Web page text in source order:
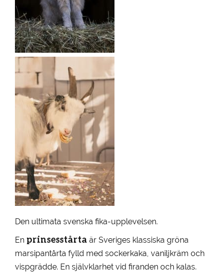
Den ultimata svenska fika-upplevelsen.
En prinsesstårta är Sveriges klassiska gröna
marsipantårta fylld med sockerkaka, vaniljkräm och
vispgrädde. En självklarhet vid firanden och kalas.